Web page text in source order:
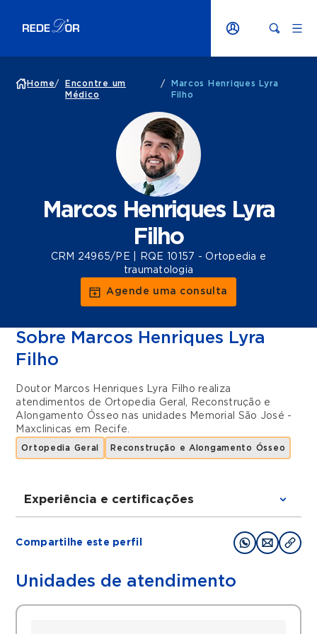
Home/
Encontre um
Médico
/
Marcos Henriques Lyra
Filho
Marcos Henriques Lyra
Filho
CRM 24965/PE | RQE 10157 - Ortopedia e
traumatologia
Agende uma consulta
Sobre Marcos Henriques Lyra
Filho
Doutor Marcos Henriques Lyra Filho realiza
atendimentos de Ortopedia Geral,
Reconstrução e
Alongamento Ósseo nas unidades Memorial São José -
Maxclinicas em Recife.
Ortopedia Geral Reconstrução e Alongamento Ósseo
Experiência e certificações
Cirurgia do Trauma Ortopédico
Compartilhe este perfil
Unidades de atendimento